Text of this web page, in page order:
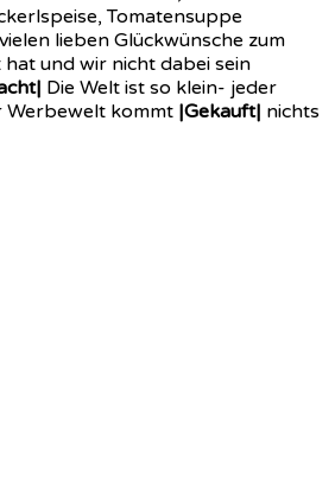
Tomatensuppe
lieben Glückwünsche zum
und wir nicht dabei sein
Die Welt ist so klein- jeder
Werbewelt kommt |Gekauft| nichts